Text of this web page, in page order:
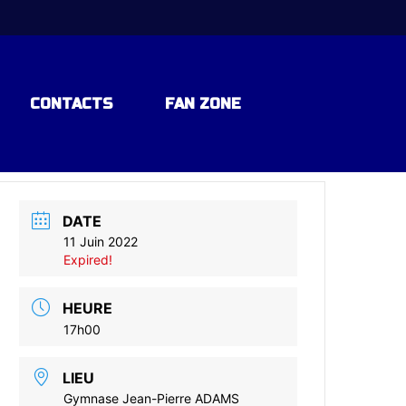
CONTACTS FAN ZONE
DATE
11 Juin 2022
Expired!
HEURE
17h00
LIEU
Gymnase Jean-Pierre ADAMS